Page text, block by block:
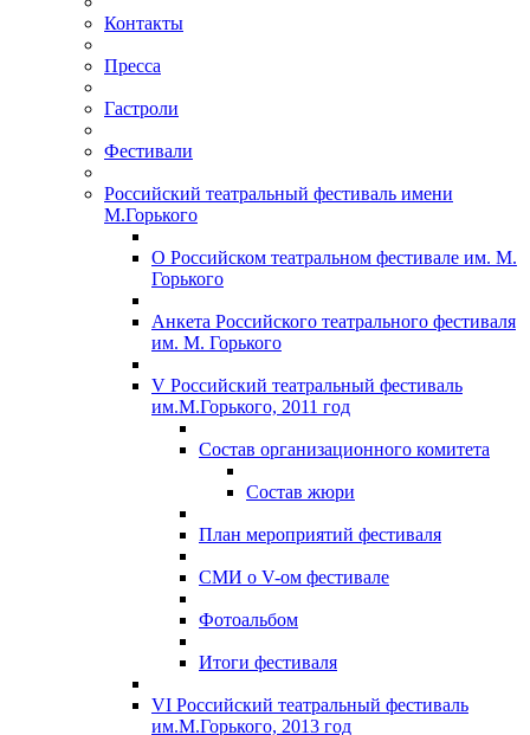
Контакты
Пресса
Гастроли
Фестивали
Российский театральный фестиваль имени
М.Горького
О Российском театральном фестивале им. М.
Горького
Анкета Российского театрального фестиваля
им. М. Горького
V Российский театральный фестиваль
им.М.Горького, 2011 год
Состав организационного комитета
Состав жюри
План мероприятий фестиваля
СМИ о V-ом фестивале
Фотоальбом
Итоги фестиваля
VI Российский театральный фестиваль
им.М.Горького, 2013 год